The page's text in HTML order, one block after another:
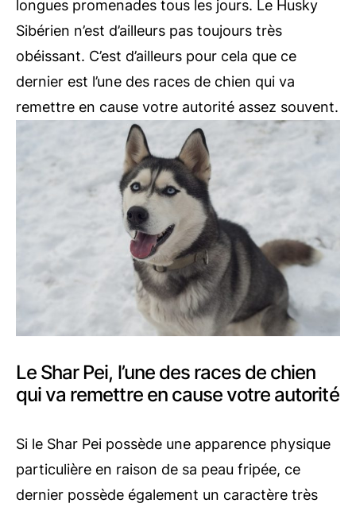
longues promenades tous les jours. Le Husky
Sibérien n’est d’ailleurs pas toujours très
obéissant. C’est d’ailleurs pour cela que ce
dernier est l’une des races de chien qui va
remettre en cause votre autorité assez souvent.
Le Shar Pei, l’une des races de chien
qui va remettre en cause votre autorité
Si le Shar Pei possède une apparence physique
particulière en raison de sa peau fripée, ce
dernier possède également un caractère très